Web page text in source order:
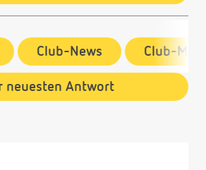
Club-News Club-
neuesten Antwort